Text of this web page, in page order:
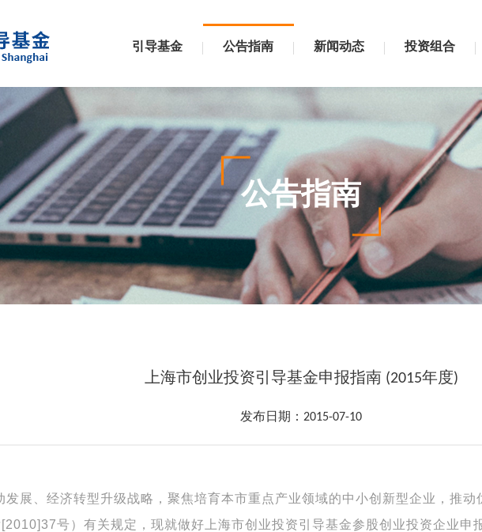
引导基金 公告指南 新闻动态 投资组合
公告指南
上海市创业投资引导基金申报指南 (2015年度)
发布日期：2015-07-10
发展、经济转型升级战略，聚焦培育本市重点产业领域的中小创新型企业，推
号）有关规定，现就做好上海市创业投资引导基金参股创业投资企业申